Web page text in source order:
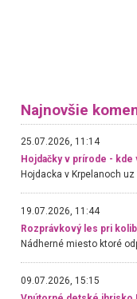
Najnovšie
25.07.2026, 11:14
Hojdačky v prírode - kde
19.07.2026, 11:44
Rozprávkový les pri
09.07.2026, 15:15